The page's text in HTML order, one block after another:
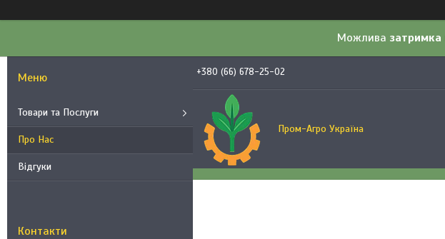
Можлива затримка
Товари та Послуги
Про Нас
Відгуки
Контакти
+380 (66) 678-25-02
Пром-Агро Україна